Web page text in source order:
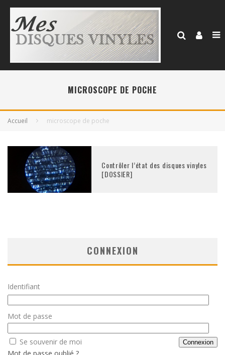
MICROSCOPE DE POCHE
Accueil microscope de poche
Contrôler l’état des disques vinyles
[DOSSIER]
CONNEXION
Identifiant
Mot de passe
Se souvenir de moi